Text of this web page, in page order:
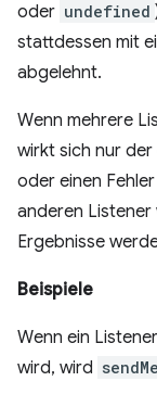
oder undefined
stattdessen mit
abgelehnt.
Wenn mehrere
wirkt sich nur
oder einen
anderen
Ergebnisse
Beispiele
Wenn ein
wird, wird